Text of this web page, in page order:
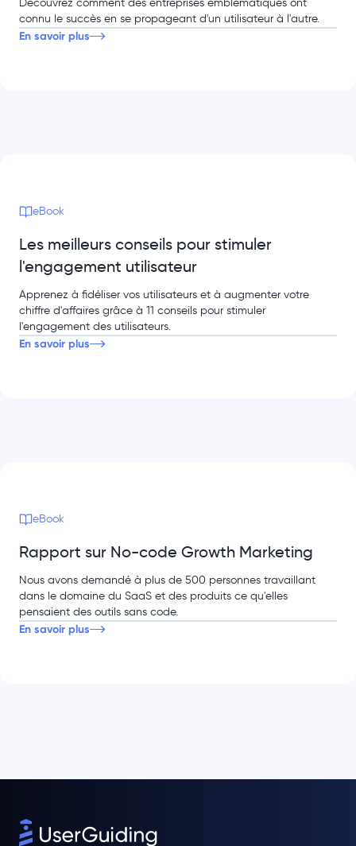
connu le succès en se propageant d'un utilisateur à l'autre.
En savoir plus
eBook
Les meilleurs conseils pour stimuler
l'engagement utilisateur
Apprenez à fidéliser vos utilisateurs et à augmenter votre
chiffre d'affaires grâce à 11 conseils pour stimuler
l'engagement des utilisateurs.
En savoir plus
eBook
Rapport sur No-code Growth Marketing
Nous avons demandé à plus de 500 personnes travaillant
dans le domaine du SaaS et des produits ce qu'elles
pensaient des outils sans code.
En savoir plus